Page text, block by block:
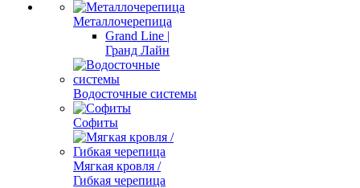
Металлочерепица
Grand Line |
Гранд Лайн
Водосточные системы
Софиты
Мягкая кровля /
Гибкая черепица